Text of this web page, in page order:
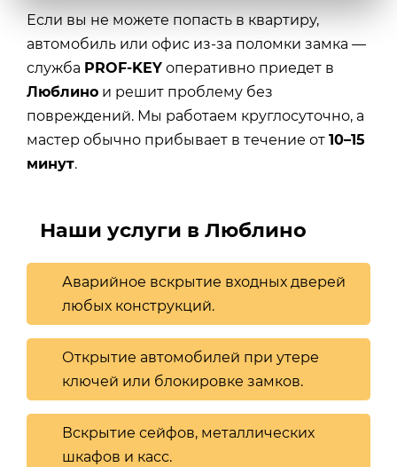
Если вы не можете попасть в квартиру,
автомобиль или офис из-за поломки замка —
служба PROF-KEY оперативно приедет в
Люблино и решит проблему без
повреждений. Мы работаем круглосуточно, а
мастер обычно прибывает в течение от 10–15
минут.
Наши услуги в Люблино
Аварийное вскрытие входных дверей
любых конструкций.
Открытие автомобилей при утере
ключей или блокировке замков.
Вскрытие сейфов, металлических
шкафов и касс.